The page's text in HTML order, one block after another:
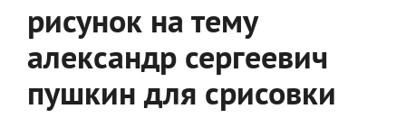
рисунок на тему
александр сергеевич
пушкин для срисовки